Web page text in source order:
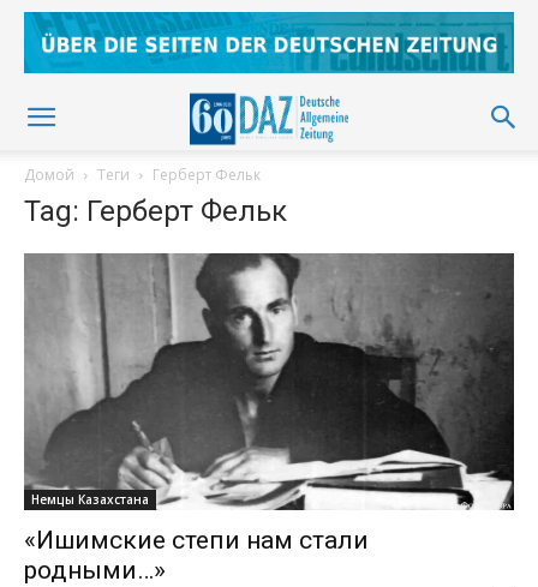
Домой Теги Герберт Фельк
Tag: Герберт Фельк
Немцы Казахстана
«Ишимские степи нам стали
родными…»